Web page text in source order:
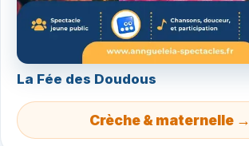
La Fée des Doudous
Crèche & maternelle →